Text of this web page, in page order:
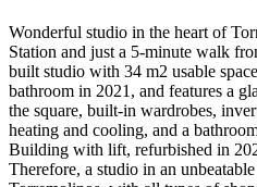
Wonderful studio in the heart of
Station and just a 5-minute walk
built studio with 34 m2 usable
bathroom in 2021, and features a
the square, built-in wardrobes,
heating and cooling, and a
Building with lift, refurbished in
Therefore, a studio in an